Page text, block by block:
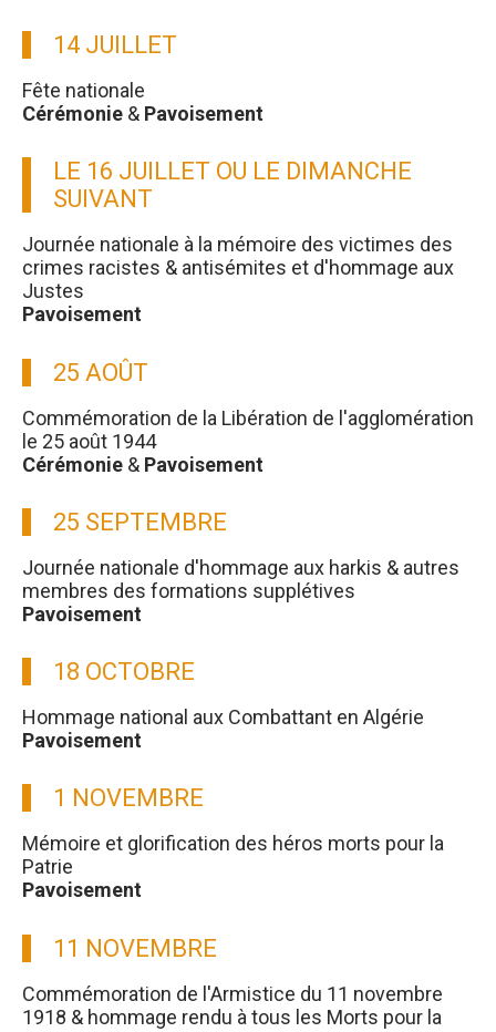
14 JUILLET
Fête nationale
Cérémonie & Pavoisement
LE 16 JUILLET OU LE DIMANCHE
SUIVANT
Journée nationale à la mémoire des victimes des
crimes racistes & antisémites et d'hommage aux
Justes
Pavoisement
25 AOÛT
Commémoration de la Libération de l'agglomération
le 25 août 1944
Cérémonie & Pavoisement
25 SEPTEMBRE
Journée nationale d'hommage aux harkis & autres
membres des formations supplétives
Pavoisement
18 OCTOBRE
Hommage national aux Combattant en Algérie
Pavoisement
1 NOVEMBRE
Mémoire et glorification des héros morts pour la
Patrie
Pavoisement
11 NOVEMBRE
Commémoration de l'Armistice du 11 novembre
1918 & hommage rendu à tous les Morts pour la